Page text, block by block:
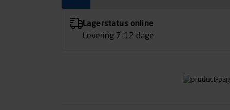
Lagerstatus online
Levering 7-12 dage